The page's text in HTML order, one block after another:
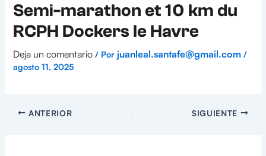
Semi-marathon et 10 km du
RCPH Dockers le Havre
Deja un comentario / Por juanleal.santafe@gmail.com /
agosto 11, 2025
ANTERIOR SIGUIENTE